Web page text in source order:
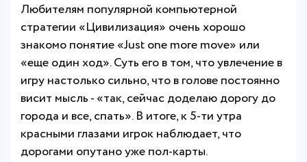
Любителям популярной компьютерной
стратегии «Цивилизация» очень хорошо
знакомо понятие «Just one more move» или
«еще один ход». Суть его в том, что увлечение в
игру настолько сильно, что в голове постоянно
висит мысль - «так, сейчас доделаю дорогу до
города и все, спать». В итоге, к 5-ти утра
красными глазами игрок наблюдает, что
дорогами опутано уже пол-карты.